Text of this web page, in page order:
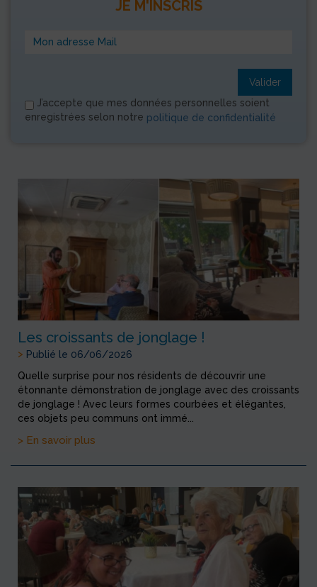
JE M'INSCRIS
Valider
J’accepte que mes données personnelles soient
enregistrées selon notre politique de confidentialité
Les croissants de jonglage !
> Publié le 06/06/2026
Quelle surprise pour nos résidents de découvrir une
étonnante démonstration de jonglage avec des croissants
de jonglage ! Avec leurs formes courbées et élégantes,
ces objets peu communs ont immé...
> En savoir plus